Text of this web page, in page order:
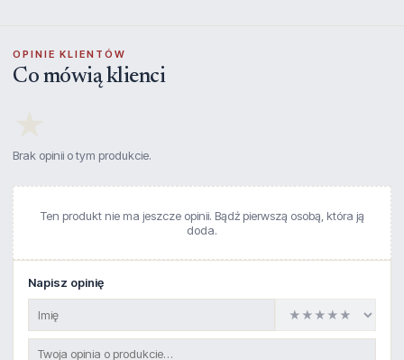
OPINIE KLIENTÓW
Co mówią klienci
Brak opinii o tym produkcie.
Ten produkt nie ma jeszcze opinii. Bądź pierwszą osobą, która ją
doda.
Napisz opinię